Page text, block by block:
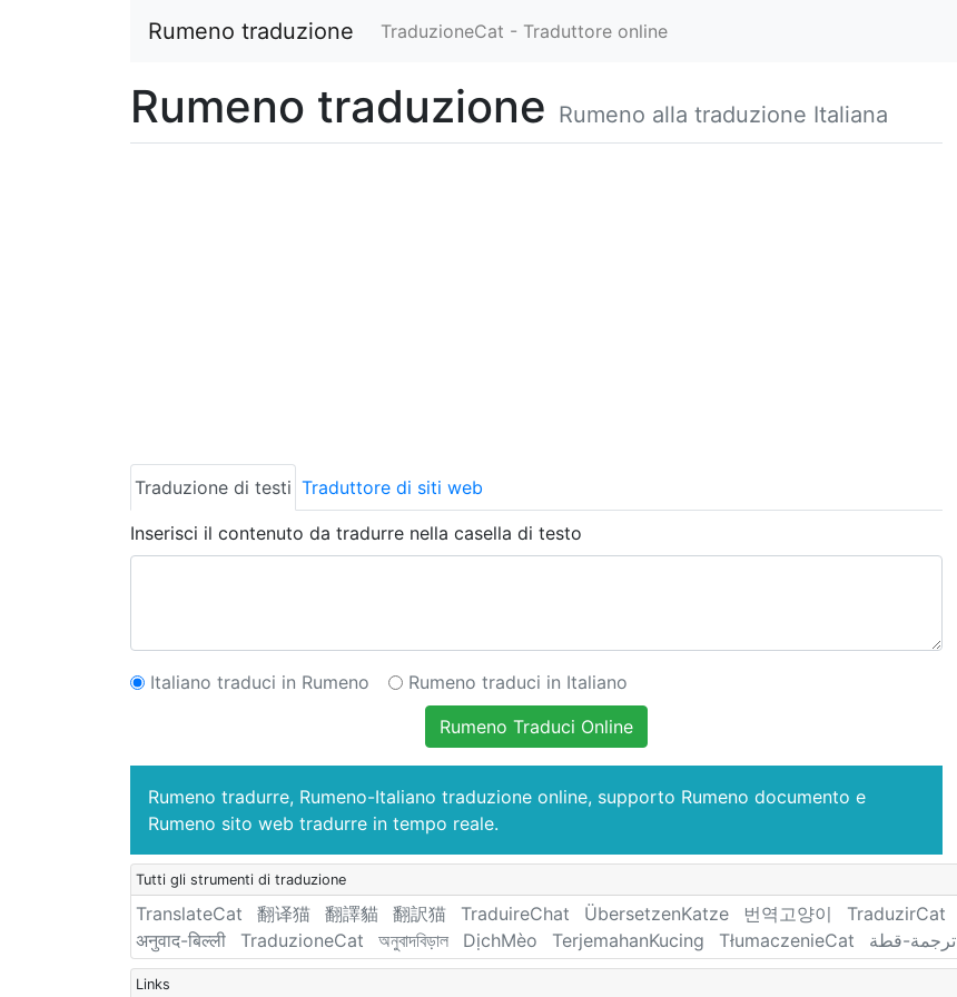
Rumeno traduzione TraduzioneCat - Traduttore online
Rumeno traduzione Rumeno alla traduzione Italiana
Traduzione di testi Traduttore di siti web
Inserisci il contenuto da tradurre nella casella di testo
Italiano traduci in Rumeno
Rumeno traduci in Italiano
Rumeno Traduci Online
Rumeno tradurre, Rumeno-Italiano traduzione online, supporto Rumeno documento e
Rumeno sito web tradurre in tempo reale.
Tutti gli strumenti di traduzione
TranslateCat 翻译猫 翻譯貓 翻訳猫 TraduireChat ÜbersetzenKatze 번역고양이 TraduzirCat
अनुवाद-बिल्ली
TraduzioneCat অনুবাদবিড়াল DịchMèo TerjemahanKucing TłumaczenieCat ترجمة-قطة
Links